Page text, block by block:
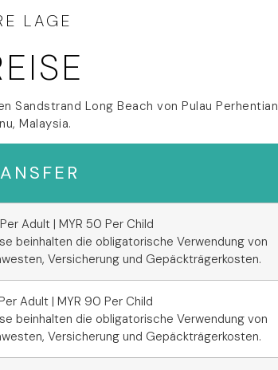
LAGE
Sandstrand Long Beach von Pulau
Malaysia.
Adult | MYR 50 Per Child
beinhalten die obligatorische Verwendung von
Versicherung und Gepäckträgerkosten.
Adult | MYR 90 Per Child
beinhalten die obligatorische Verwendung von
Versicherung und Gepäckträgerkosten.